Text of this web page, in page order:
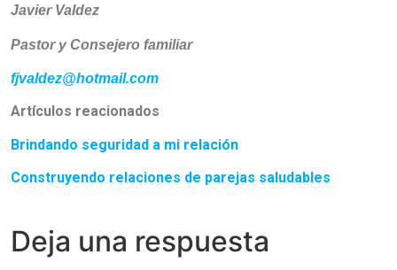
Javier Valdez
Pastor y Consejero familiar
fjvaldez@hotmail.com
Artículos reacionados
Brindando seguridad a mi relación
Construyendo relaciones de parejas saludables
Deja una respuesta